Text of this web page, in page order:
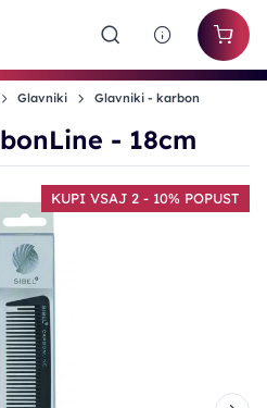
Glavniki Glavniki - karbon
- 18cm
KUPI VSAJ 2 - 10% POPUST